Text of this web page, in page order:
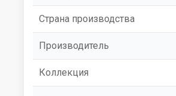
Страна производства
Производитель
Коллекция